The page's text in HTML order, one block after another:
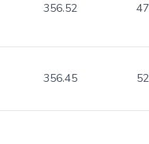
356.52
356.45